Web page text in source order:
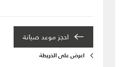
احجز موعد صيانة‎
اعرض على الخريطة